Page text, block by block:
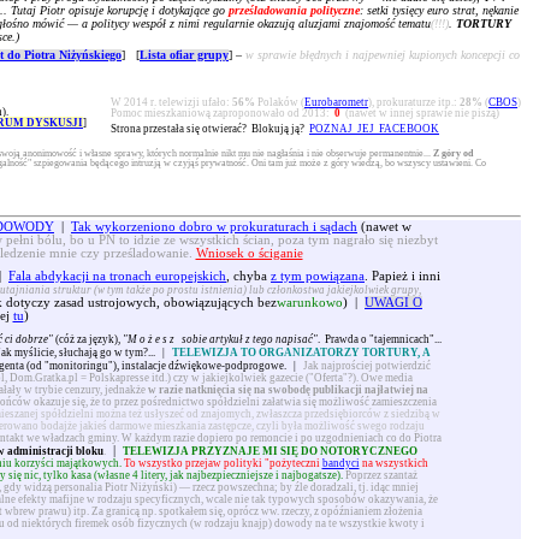
Tutaj Piotr opisuje korupcję i dotykające go prześladowania polityczne: setki tysięcy euro strat, nękanie
mówić — a politycy wespół z nimi regularnie okazują aluzjami znajomość tematu(!!!) TORTURY
do Piotra Niżyńskiego] [Lista ofiar grupy] – w sprawie błędnych i najpewniej kupionych koncepcji co
DYSKUSJI]
W 2014 r. telewizji ufało: 56% Polaków (Eurobarometr), prokuraturze itp.: 28% (CBOS)
Pomoc mieszkaniową zaproponowało od 2013: 0 (nawet w innej sprawie nie piszą)
Strona przestała się otwierać? Blokują ją? POZNAJ JEJ FACEBOOK
anonimowość i własne sprawy, których normalnie nikt mu nie nagłaśnia i nie obserwuje permanentnie... Z góry od
szpiegowania będącego intruzją w czyjąś prywatność. Oni tam już może z góry wiedzą, bo wszyscy ustawieni. Co
Tak wykorzeniono dobro w prokuraturach i sądach (nawet w
pełni bólu, bo u PN to idzie ze wszystkich ścian, poza tym nagrało się niezbyt
mnie czy prześladowanie. Wniosek o ściganie
Fala abdykacji na tronach europejskich , chyba z tym powiązana . Papież i inni
struktur (w tym także po prostu istnienia) lub członkostwa jakiejkolwiek grupy,
zasad ustrojowych, obowiązujących bezwarunkowo) | UWAGI O
tu)
ci dobrze" (cóż za język), "Możesz sobie artykuł z tego napisać". Prawda o "tajemnicach"...
myślicie, słuchają go w tym?...
TELEWIZJA TO ORGANIZATORZY TORTURY, A
(od "monitoringu"), instalacje dźwiękowe-podprogowe.
Jak najprościej potwierdzić
= Polskapresse itd.) czy w jakiejkolwiek gazecie ("Oferta"?). Owe media
w trybie cenzury, jednakże w razie natknięcia się na swobodę publikacji najłatwiej na
okazuje się, że to przez pośrednictwo spółdzielni załatwia się możliwość zamieszczenia
spółdzielni można też usłyszeć od znajomych, zwłaszcza przedsiębiorców z siedzibą w
bodajże jakieś darmowe mieszkania zastępcze, czyli była możliwość swego rodzaju
we władzach gminy. W każdym razie dopiero po remoncie i po uzgodnieniach co do Piotra
administracji bloku.
TELEWIZJA PRZYZNAJE MI SIĘ DO NOTORYCZNEGO
korzyści majątkowych.To wszystko przejaw polityki "pożyteczni bandycina wszystkich
nic, tylko kasa (własne 4 litery, jak najbezpieczniejsze i najbogatsze). Poprzez szantaż
widzą personalia Piotr Niżyński) — rzecz powszechna; by źle doradzali, tj. idąc mniej
efekty mafijne w rodzaju specyficznych, wcale nie tak typowych sposobów okazywania, że
prawu) itp. Za granicą np. spotkałem się, oprócz ww. rzeczy, z opóźnianiem złożenia
od niektórych firemek osób fizycznych (w rodzaju knajp) dowody na te wszystkie kwoty i